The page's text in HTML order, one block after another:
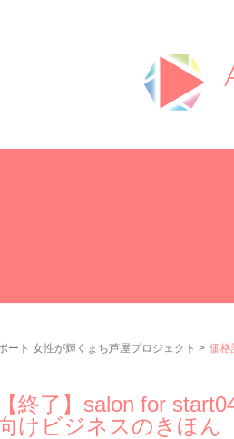
ート 女性が輝くまち芦屋プロジェクト > 価格
【終了】salon for
けビジネスのきほん